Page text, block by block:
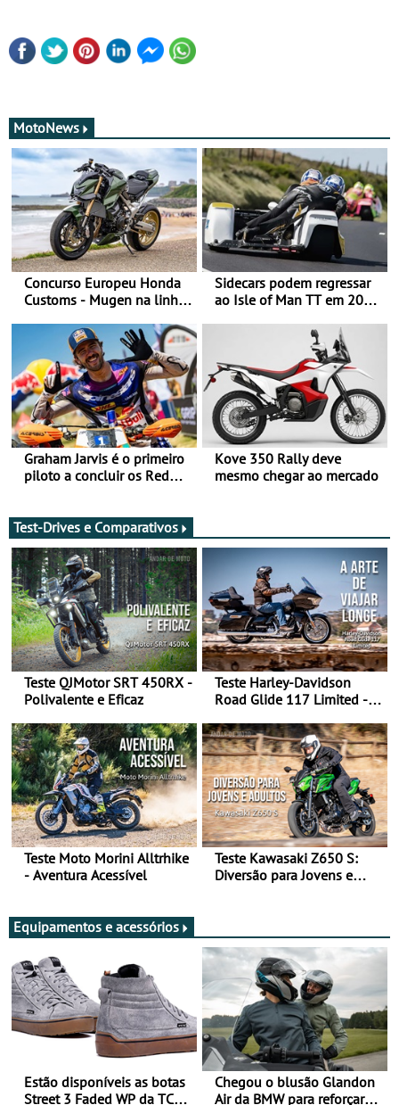
MotoNews
Concurso Europeu Honda
Customs - Mugen na linha
Sidecars podem regressar
ao Isle of Man TT em 2027
Graham Jarvis é o primeiro
piloto a concluir os Red
Kove 350 Rally deve
mesmo chegar ao mercado
Test-Drives e Comparativos
Teste QJMotor SRT 450RX -
Polivalente e Eficaz
Teste Harley-Davidson
Road Glide 117 Limited - A
Teste Moto Morini Alltrhike
- Aventura Acessível
Teste Kawasaki Z650 S:
Diversão para Jovens e
Equipamentos e acessórios
Estão disponíveis as botas
Street 3 Faded WP da TCX
Chegou o blusão Glandon
Air da BMW para reforçar